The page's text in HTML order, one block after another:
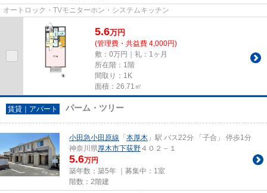
オートロック・TVモニターホン・システムキッチン
5.6万円
(管理費・共益費 4,000円)
敷：0万円｜礼：1ヶ月
所在階：1階
間取り：1K
面積：26.71㎡
賃貸｜アパート パーム・ツリー
小田急小田原線 「本厚木 」駅 バス22分 「子合」 停歩1分
神奈川県厚木市下荻野 ４０２－１
5.6万円
築年数：築5年 ｜募集中： 1室
階数：2階建